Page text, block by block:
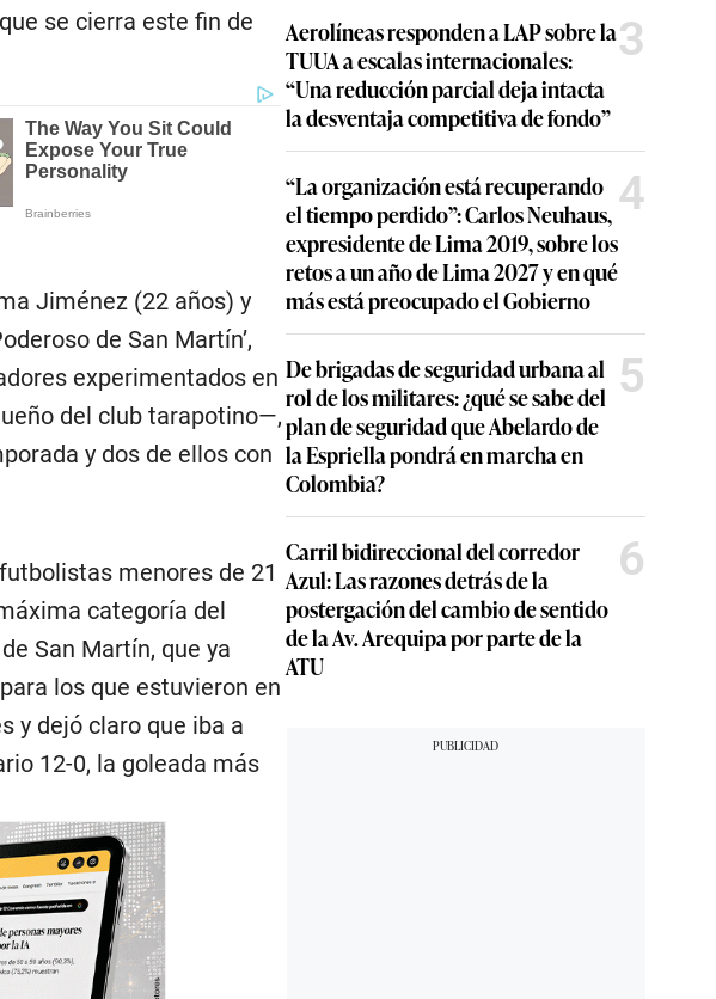
se cierra este fin de
Jiménez (22 años) y
de San Martín’,
experimentados en
del club tarapotino—,
y dos de ellos con
menores de 21
categoría del
San Martín, que ya
los que estuvieron en
y dejó claro que iba a
12-0, la goleada más
Aerolíneas responden a LAP sobre la
TUUA a escalas internacionales:
“Una reducción parcial deja intacta
la desventaja competitiva de fondo”
3
“La organización está recuperando
el tiempo perdido”: Carlos Neuhaus,
expresidente de Lima 2019, sobre los
retos a un año de Lima 2027 y en qué
más está preocupado el Gobierno
4
De brigadas de seguridad urbana al
rol de los militares: ¿qué se sabe del
plan de seguridad que Abelardo de
la Espriella pondrá en marcha en
Colombia?
5
Carril bidireccional del corredor
Azul: Las razones detrás de la
postergación del cambio de sentido
de la Av. Arequipa por parte de la
ATU
6